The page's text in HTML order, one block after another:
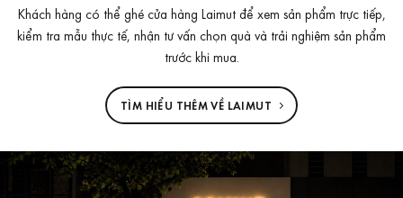
Khách hàng có thể ghé cửa hàng Laimut để xem sản phẩm trực tiếp,
kiểm tra mẫu thực tế, nhận tư vấn chọn quà và trải nghiệm sản phẩm
trước khi mua.
TÌM HIỂU THÊM VỀ LAIMUT